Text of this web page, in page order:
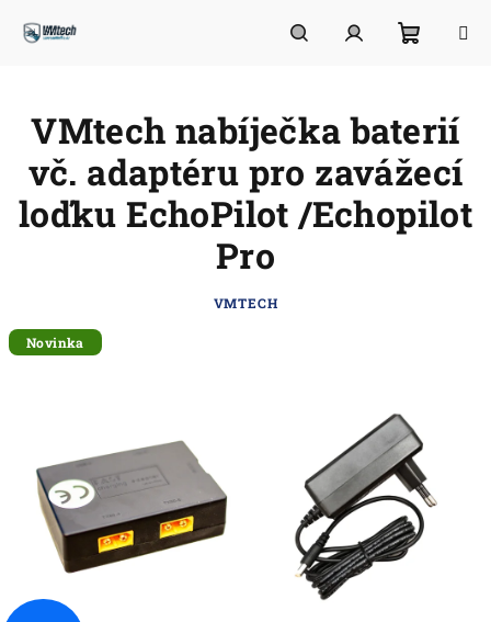
košík
VMtech nabíječka baterií
vč. adaptéru pro zavážecí
loďku EchoPilot /Echopilot
Pro
VMTECH
Novinka